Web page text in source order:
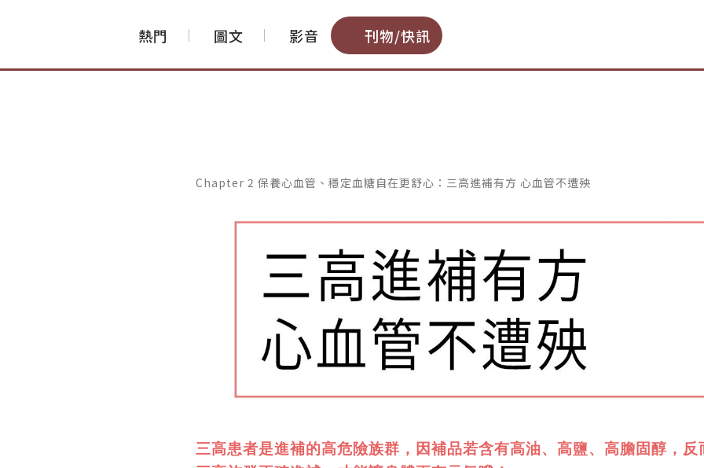
熱門 圖文 影音 刊物/快訊
Chapter 2 保養心血管、穩定血糖自在更舒心：三高進補有方 心血管不遭殃
三高患者是進補的高危險族群，因補品若含有高油、高鹽、高膽固醇， 反